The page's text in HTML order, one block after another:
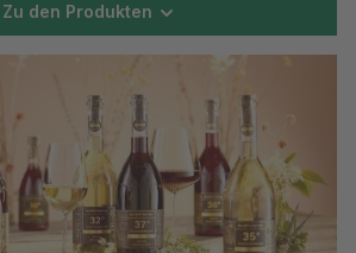
Zu den Produkten